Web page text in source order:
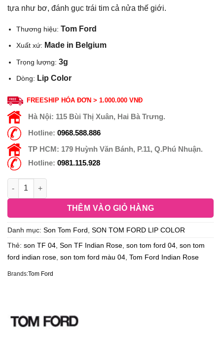
tựa như bơ, đánh gục trái tim cả nửa thế giới.
Thương hiệu:Tom Ford
Xuất xứ: Made in Belgium
Trọng lượng:3g
Dòng: Lip Color
FREESHIP HÓA ĐƠN > 1.000.000 VNĐ
Hà Nội: 115 Bùi Thị Xuân, Hai Bà Trưng.
Hotline: 0968.588.886
TP HCM: 179 Huỳnh Văn Bánh, P.11, Q.Phú Nhuận.
Hotline: 0981.115.928
THÊM VÀO GIỎ HÀNG
Danh mục: Son Tom Ford, SON TOM FORD LIP COLOR
Thẻ: son TF 04, Son TF Indian Rose, son tom ford 04, son tom
ford indian rose, son tom ford màu 04, Tom Ford Indian Rose
Brands:Tom Ford